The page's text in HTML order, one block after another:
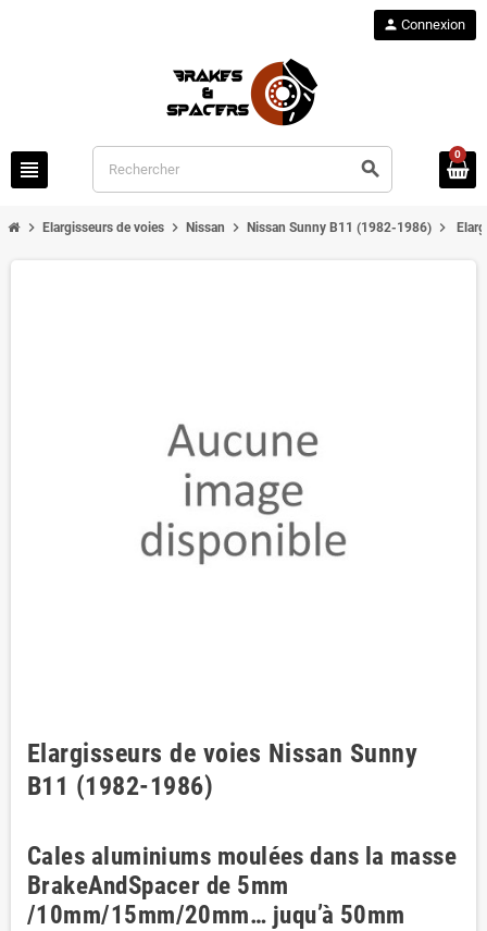
view_headline search
person Connexion
0
chevron_right Elargisseurs de voies chevron_right Nissan chevron_right Nissan Sunny B11 (1982-1986) chevron_right
Elargisseurs de voies Nissan Sunny
B11 (1982-1986)
Cales aluminiums moulées dans la masse
BrakeAndSpacer de 5mm
/10mm/15mm/20mm… juqu’à 50mm